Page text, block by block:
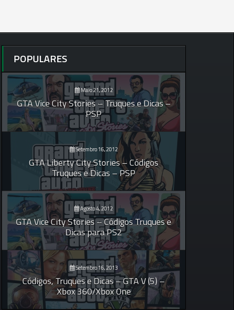
POPULARES
Maio 21, 2012
GTA Vice City Stories – Truques e Dicas –
PSP
Setembro 16, 2012
GTA Liberty City Stories – Códigos
Truques e Dicas – PSP
Agosto 4, 2012
GTA Vice City Stories – Códigos Truques e
Dicas para PS2
Setembro 16, 2013
Códigos, Truques e Dicas – GTA V (5) –
Xbox 360/Xbox One